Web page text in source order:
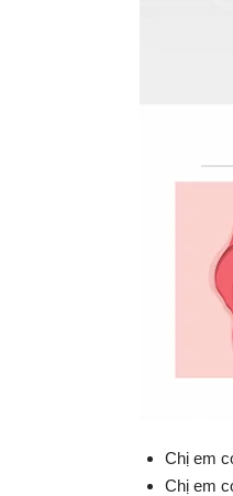
Chị em
Chị em